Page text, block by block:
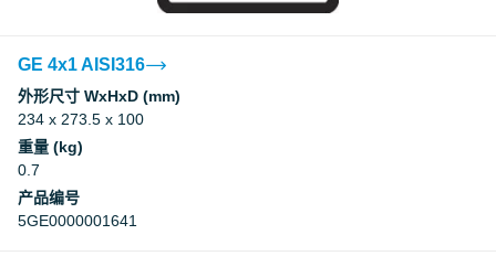
GE 4x1 AISI316
外形尺寸 WxHxD (mm)
234 x 273.5 x 100
重量 (kg)
0.7
产品编号
5GE0000001641